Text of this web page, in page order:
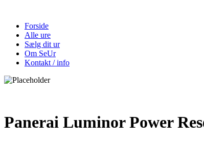
Forside
Alle ure
Sælg dit ur
Om SeUr
Kontakt / info
Panerai Luminor Power